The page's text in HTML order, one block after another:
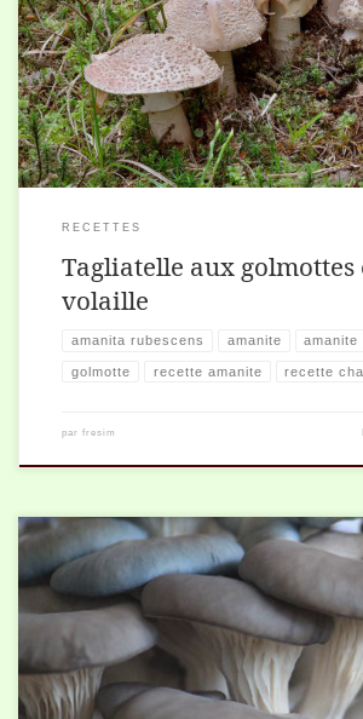
Le nom scientifique de la golmotte est Amanita
rougissante. Ce champignon est peu digeste
consommer cuit. Il est […]
RECETTES
Tagliatelle aux golmottes
volaille
amanita rubescens amanite amanite
golmotte recette amanite recette
par fresim
Pour 4 personnes 250 g. de magret de canard
pleurotes 30g. de beurre 2 échalotes 1 botte de